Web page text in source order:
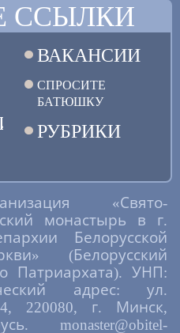
ССЫЛКИ
ВАКАНСИИ
СПРОСИТЕ
БАТЮШКУ
РУБРИКИ
«Свято-
монастырь в г.
Белорусской
(Белорусский
Патриархата). УНП:
адрес: ул.
220080, г. Минск,
monaster@obitel-